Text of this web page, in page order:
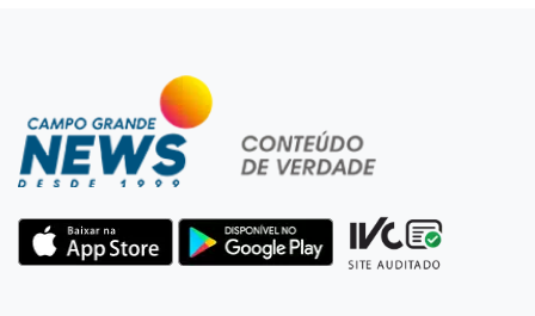
Pagará indenização
Homem que atacou ex com motosserra na
frente da filha é condenado
Rodamos 1.000 km com o Basalt; veja onde
ele mais surpreendeu